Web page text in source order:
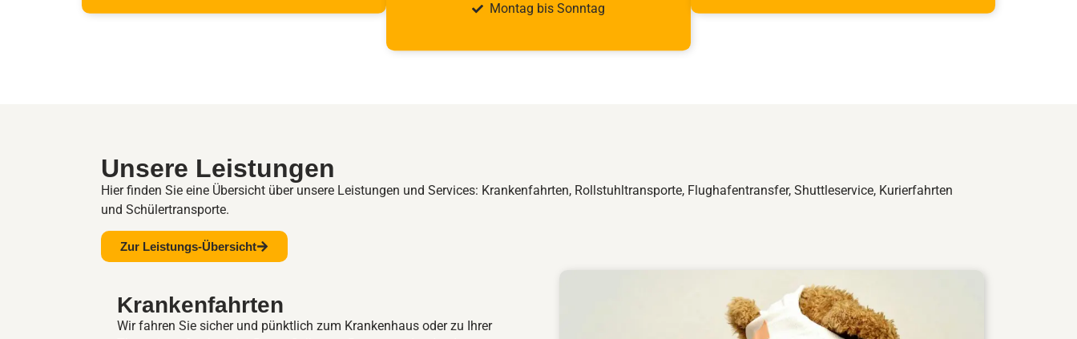
Montag bis Sonntag
Unsere Leistungen
Hier finden Sie eine Übersicht über unsere Leistungen und Services: Krankenfahrten, Rollstuhltransporte, Flughafentransfer, Shuttleservice, Kurierfahrten
und Schülertransporte.
Zur Leistungs-Übersicht
Krankenfahrten
Wir fahren Sie sicher und pünktlich zum Krankenhaus oder zu Ihrer